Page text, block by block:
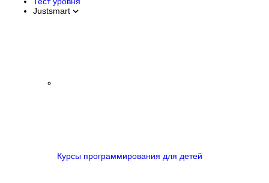
Justsmart
Курсы программирования для детей